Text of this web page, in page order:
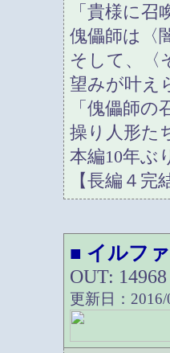
「貴様に
傀儡師は〈
そして、〈
望みが叶え
「傀儡師
操り人形た
本編10年ぶ
【長編４
■ イルフ
OUT:
更新日：